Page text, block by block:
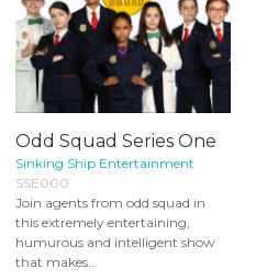
Odd Squad Series One
Sinking Ship Entertainment
SSE000
Join agents from odd squad in
this extremely entertaining,
humurous and intelligent show
that makes...